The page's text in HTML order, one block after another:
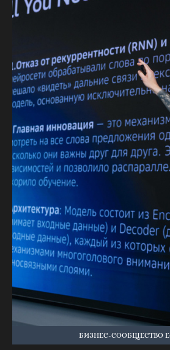
БИЗНЕС-СООБЩЕСТВО